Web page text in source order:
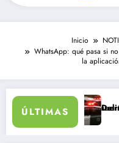
Inicio
WhatsApp: qué pasa si
la
ÚLTIMAS
al menos 34 muertos en la
Delincuentes